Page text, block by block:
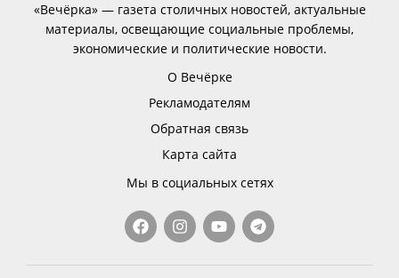
«Вечёрка» — газета столичных новостей, актуальные
материалы, освещающие социальные проблемы,
экономические и политические новости.
О Вечёрке
Рекламодателям
Обратная связь
Карта сайта
Мы в социальных сетях